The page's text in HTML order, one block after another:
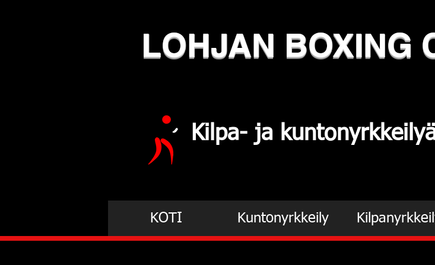
LOHJAN ​BOXING
Kilpa- ja
KOTI Kuntonyrkkeily